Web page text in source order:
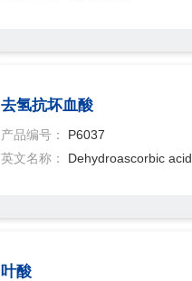
去氢抗坏血酸
产品编号：
P6037
英文名称：
Dehydroascorbic acid
叶酸